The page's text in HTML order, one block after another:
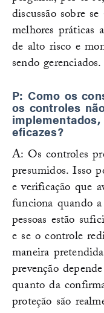
discussão sobre
melhores práticas
de alto risco e
sendo gerenciados.
P: Como os
os controles
eficazes?
A: Os controles
presumidos. Isso
e verificação que
funciona quando
pessoas estão
e se o controle
maneira
prevenção
quanto da
proteção são